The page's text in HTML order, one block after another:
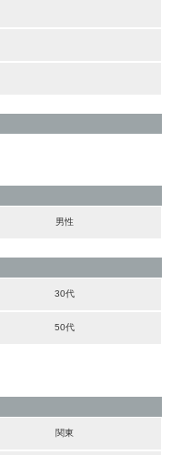
男性
30代
50代
関東